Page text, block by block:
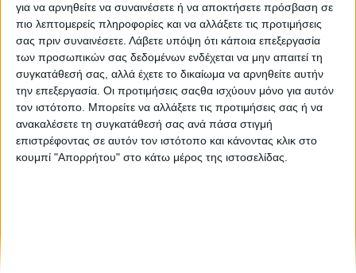
για να αρνηθείτε να συναινέσετε ή να αποκτήσετε πρόσβαση σε
πιο λεπτομερείς πληροφορίες και να αλλάξετε τις προτιμήσεις
σας πριν συναινέσετε. Λάβετε υπόψη ότι κάποια επεξεργασία
των προσωπικών σας δεδομένων ενδέχεται να μην απαιτεί τη
συγκατάθεσή σας, αλλά έχετε το δικαίωμα να αρνηθείτε αυτήν
την επεξεργασία. Οι προτιμήσεις σαςθα ισχύουν μόνο για αυτόν
τον ιστότοπο. Μπορείτε να αλλάξετε τις προτιμήσεις σας ή να
ανακαλέσετε τη συγκατάθεσή σας ανά πάσα στιγμή
επιστρέφοντας σε αυτόν τον ιστότοπο και κάνοντας κλικ στο
κουμπί "Απορρήτου" στο κάτω μέρος της ιστοσελίδας.
Στα Social Media - 1
None feed